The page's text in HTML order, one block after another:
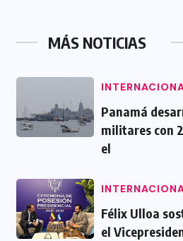
MÁS NOTICIAS
Panamá
militares con
el
Félix Ulloa
el